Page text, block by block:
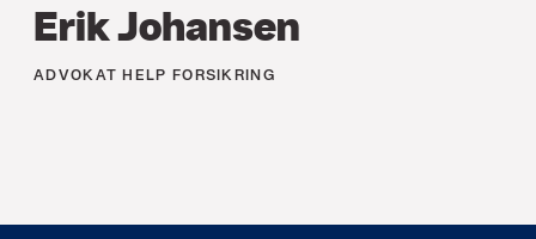
Erik Johansen
ADVOKAT HELP FORSIKRING